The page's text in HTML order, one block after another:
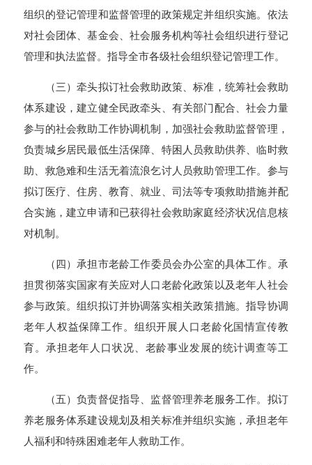
组织的登记管理和监督管理的政策规定并组织实施。依法
对社会团体、基金会、社会服务机构等社会组织进行登记
管理和执法监督。指导全市各级社会组织登记管理工作。
（三）牵头拟订社会救助政策、标准，统筹社会救助
体系建设，建立健全民政牵头、有关部门配合、社会力量
参与的社会救助工作协调机制，加强社会救助监督管理，
负责城乡居民最低生活保障、特困人员救助供养、临时救
助、救急难和生活无着流浪乞讨人员救助管理工作。参与
拟订医疗、住房、教育、就业、司法等专项救助措施并配
合实施，建立申请和已获得社会救助家庭经济状况信息核
对机制。
（四） 承担市老龄工作委员会办公室的具体工作。承
担贯彻落实国家有关应对人口老龄化政策以及老年人社会
参与政策。组织拟订并协调落实相关政策措施。指导协调
老年人权益保障工作。组织开展人口老龄化国情宣传教
育。承担老年人口状况、老龄事业发展的统计调查等工
作。
（五）负责督促指导、监督管理养老服务工作。拟订
养老服务体系建设规划及相关标准并组织实施，承担老年
人福利和特殊困难老年人救助工作。